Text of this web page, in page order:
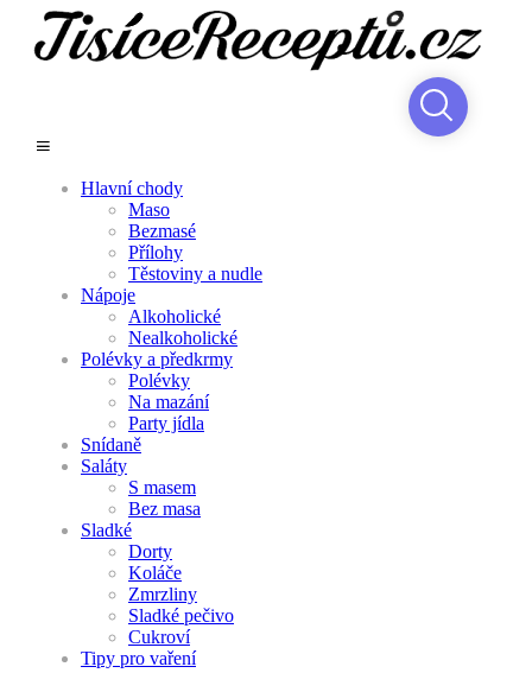
Hlavní chody
Maso
Bezmasé
Přílohy
Těstoviny a nudle
Nápoje
Alkoholické
Nealkoholické
Polévky a předkrmy
Polévky
Na mazání
Party jídla
Snídaně
Saláty
S masem
Bez masa
Sladké
Dorty
Koláče
Zmrzliny
Sladké pečivo
Cukroví
Tipy pro vaření